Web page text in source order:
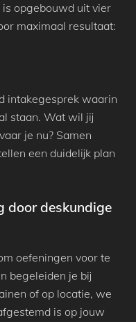
opgebouwd uit vier
maximaal resultaat:
intakegesprek waarin
staan. Wat wil jij
je nu? Samen
een duidelijk plan
door deskundige
oefeningen voor te
begeleiden je bij
of op locatie, we
is op jouw